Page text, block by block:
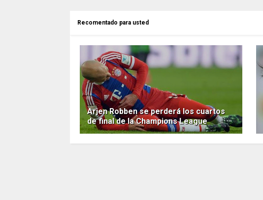
Recomentado para usted
Arjen Robben se perderá los cuartos
de final de la Champions League